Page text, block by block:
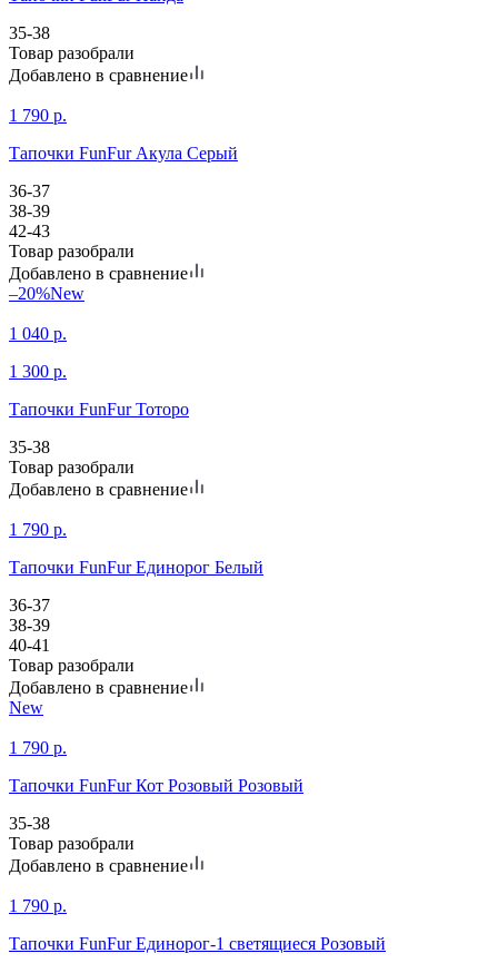
35-38
Товар разобрали
Добавлено в сравнение
1 790 р.
Тапочки FunFur Акула Серый
36-37
38-39
42-43
Товар разобрали
Добавлено в сравнение
–20%New
1 040 р.
1 300 р.
Тапочки FunFur Тоторо
35-38
Товар разобрали
Добавлено в сравнение
1 790 р.
Тапочки FunFur Единорог Белый
36-37
38-39
40-41
Товар разобрали
Добавлено в сравнение
New
1 790 р.
Тапочки FunFur Кот Розовый Розовый
35-38
Товар разобрали
Добавлено в сравнение
1 790 р.
Тапочки FunFur Единорог-1 светящиеся Розовый